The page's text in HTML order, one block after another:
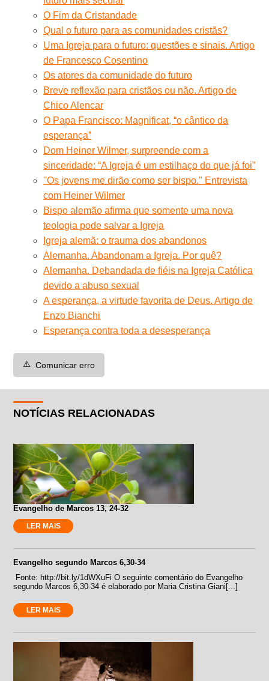
O Fim da Cristandade
Qual o futuro para as comunidades cristãs?
Uma Igreja para o futuro: questões e sinais. Artigo
de Francesco Cosentino
Os atores da comunidade do futuro
Breve reflexão para cristãos ou não. Artigo de
Chico Alencar
O Papa Francisco: Magnificat, “o cântico da
esperança”
Dom Heiner Wilmer, surpreende com a
sinceridade: “A Igreja é um estilhaço do que já foi”
''Os jovens me dirão como ser bispo.'' Entrevista
com Heiner Wilmer
Bispo alemão afirma que somente uma nova
teologia pode salvar a Igreja
Igreja alemã: o trauma dos abandonos
Alemanha. Abandonam a Igreja. Por quê?
Alemanha. Debandada de fiéis na Igreja Católica
devido a abuso sexual
A esperança, a virtude favorita de Deus. Artigo de
Enzo Bianchi
Esperança contra toda a desesperança
⚠️ Comunicar erro
NOTÍCIAS RELACIONADAS
Evangelho de Marcos 13, 24-32
LER MAIS
Evangelho segundo Marcos 6,30-34
Fonte: http://bit.ly/1dWXuFi O seguinte comentário do Evangelho
segundo Marcos 6,30-34 é elaborado por Maria Cristina Giani[...]
LER MAIS